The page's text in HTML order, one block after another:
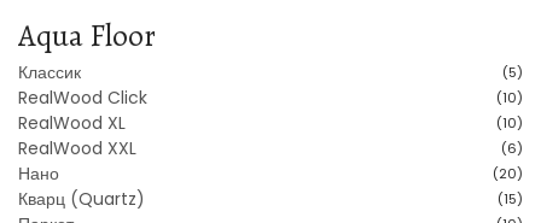
Aqua Floor
Классик (5)
RealWood Click (10)
RealWood XL (10)
RealWood XXL (6)
Нано (20)
Кварц (Quartz) (15)